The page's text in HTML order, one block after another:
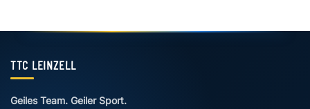
TTC LEINZELL
Geiles Team. Geiler Sport.